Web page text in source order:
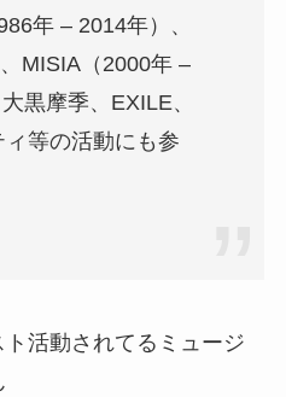
年 – 2014年）、
MISIA（2000年 –
黒摩季、EXILE、
等の活動にも参
活動されてるミュージ